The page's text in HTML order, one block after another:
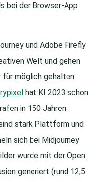
bei der Browser-App
und Adobe Firefly
Welt und gehen
für möglich gehalten
hat KI 2023 schon
in 150 Jahren
stark Plattform und
sich bei Midjourney
wurde mit der Open
generiert (rund 12,5